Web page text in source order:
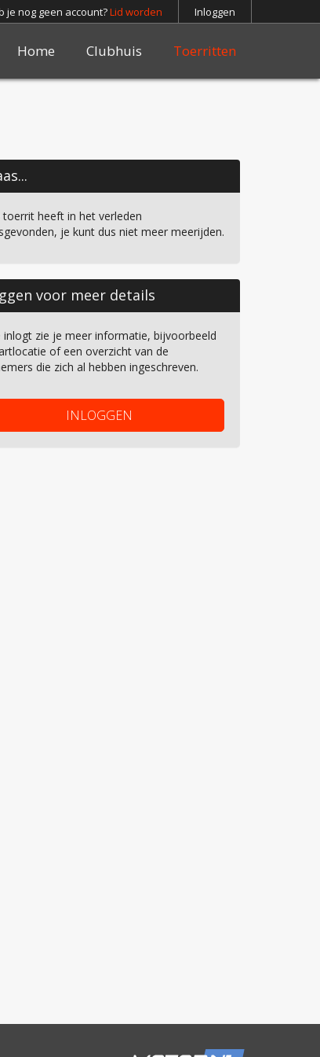
je nog geen account?Lid worden Inloggen
Home Clubhuis Toerritten
toerrit heeft in het verleden
je kunt dus niet meer meerijden.
voor meer details
inlogt zie je meer informatie, bijvoorbeeld
of een overzicht van de
die zich al hebben ingeschreven.
INLOGGEN